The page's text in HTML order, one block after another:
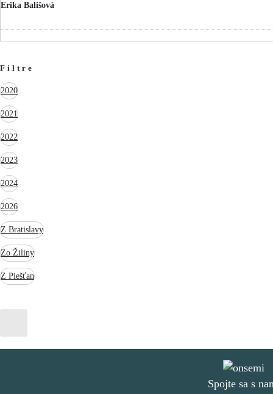
Erika Bališová
Filtre
2020
2021
2022
2023
2024
2026
Z Bratislavy
Zo Žiliny
Z Piešťan
Spojte sa s